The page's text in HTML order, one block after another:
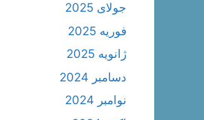
جولای 2025
فوریه 2025
ژانویه 2025
دسامبر 2024
نوامبر 2024